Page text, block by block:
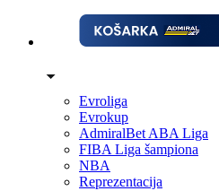
Evroliga
Evrokup
AdmiralBet ABA Liga
FIBA Liga šampiona
NBA
Reprezentacija